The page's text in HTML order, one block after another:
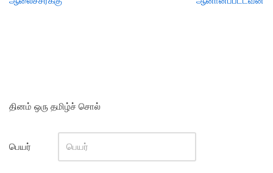
தினம் ஒரு தமிழ்ச் சொல்
பெயர்